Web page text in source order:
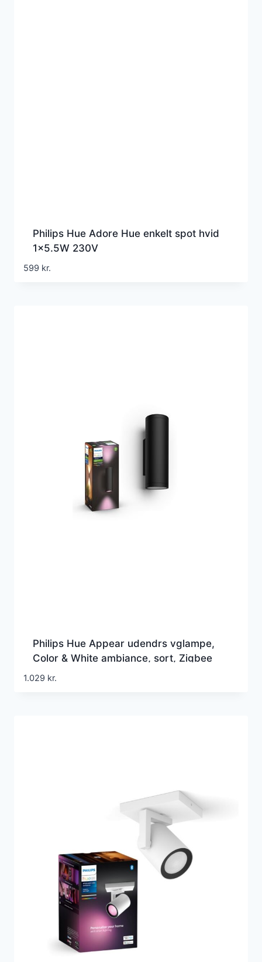
Philips Hue Adore Hue enkelt spot hvid
1×5.5W 230V
599 kr.
Philips Hue Appear udendrs vglampe,
Color & White ambiance, sort, Zigbee
1.029 kr.